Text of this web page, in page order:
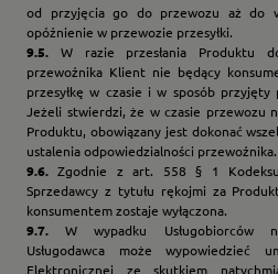
od przyjęcia go do przewozu aż do
opóźnienie w przewozie przesyłki.
9.5. W razie przesłania Produktu
przewoźnika Klient nie będący
przesyłkę w czasie i w sposób przyjęty
Jeżeli stwierdzi, że w czasie przewozu
Produktu, obowiązany jest dokonać
ustalenia odpowiedzialności przewoźnika.
9.6. Zgodnie z art. 558 § 1 Kodeksu
Sprzedawcy z tytułu rękojmi za
konsumentem zostaje wyłączona.
9.7. W wypadku Usługobiorców
Usługodawca może wypowiedzieć
Elektronicznej ze skutkiem